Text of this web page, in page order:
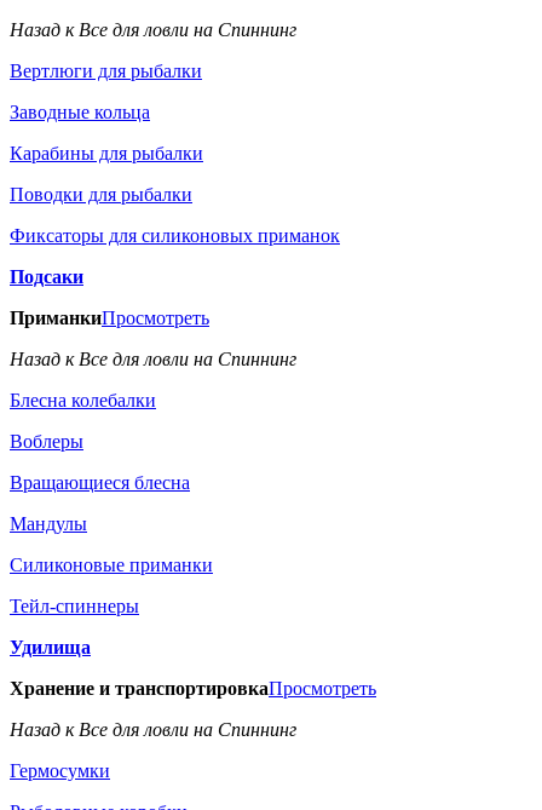
Назад к Все для ловли на Спиннинг
Вертлюги для рыбалки
Заводные кольца
Карабины для рыбалки
Поводки для рыбалки
Фиксаторы для силиконовых приманок
Подсаки
ПриманкиПросмотреть
Назад к Все для ловли на Спиннинг
Блесна колебалки
Воблеры
Вращающиеся блесна
Мандулы
Силиконовые приманки
Тейл-спиннеры
Удилища
Хранение и транспортировкаПросмотреть
Назад к Все для ловли на Спиннинг
Гермосумки